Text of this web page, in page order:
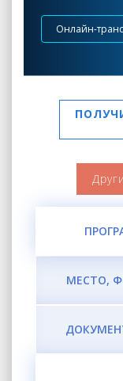
Онлайн-
МЕСТО,